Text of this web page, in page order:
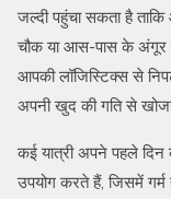
जल्दी पहुंचा सकता है
चौक या आस-पास के अंगूर
आपकी लॉजिस्टिक्स से
अपनी खुद की गति से
कई यात्री अपने पहले दिन
उपयोग करते हैं, जिसमें गर्म